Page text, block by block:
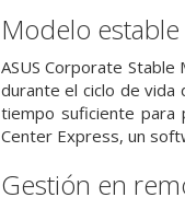
Modelo
ASUS Corporate
durante el ciclo de
tiempo suficiente para
Center Express, un
Gestión en